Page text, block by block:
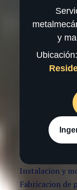
y
Ubicación:
Instalacion y
Fabricacion de